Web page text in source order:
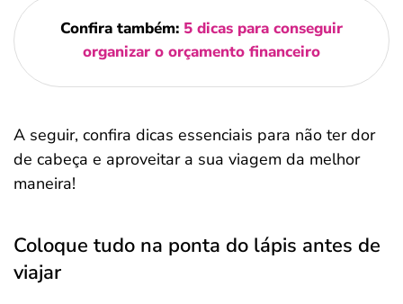
Confira também: 5 dicas para conseguir
organizar o orçamento financeiro
A seguir, confira dicas essenciais para não ter dor
de cabeça e aproveitar a sua viagem da melhor
maneira!
Coloque tudo na ponta do lápis antes de
viajar